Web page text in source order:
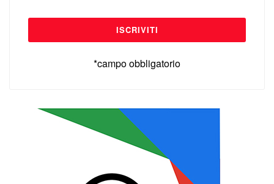
*campo obbligatorio